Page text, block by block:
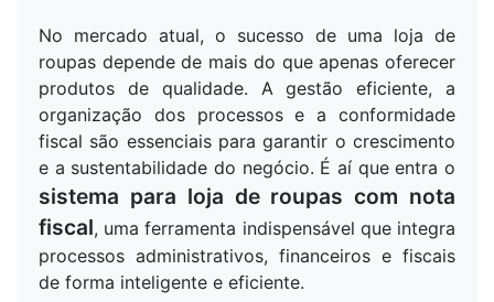
No mercado atual, o sucesso de uma loja de
roupas depende de mais do que apenas oferecer
produtos de qualidade. A gestão eficiente, a
organização dos processos e a conformidade
fiscal são essenciais para garantir o crescimento
e a sustentabilidade do negócio. É aí que entra o
sistema para loja de roupas com nota
fiscal, uma ferramenta indispensável que integra
processos administrativos, financeiros e fiscais
de forma inteligente e eficiente.